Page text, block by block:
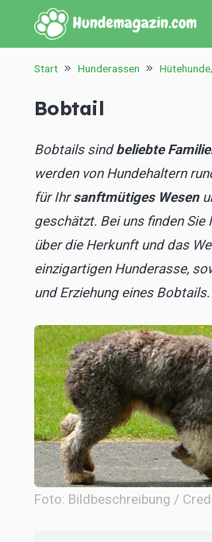
Start Hunderassen
Bobtail
Bobtails sindbeliebte
werden von Hundehaltern
für Ihrsanftmütiges Wesen
geschätzt. Bei uns finden Sie
über die Herkunft und das
einzigartigen Hunderasse,
und Erziehung eines Bobtails.
Foto: Bildbeschreibung /